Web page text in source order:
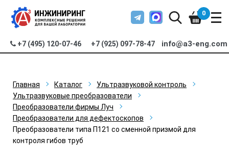
+7 (495) 120-07-46 +7 (925) 097-78-47 info@a3-eng.com
0
Главная Каталог
Ультразвуковой контроль
Ультразвуковые преобразователи
Преобразователи фирмы Луч
Преобразователи для дефектоскопов
Преобразователи типа П121 со сменной призмой для
контроля гибов труб